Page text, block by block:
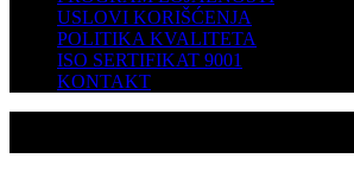
USLOVI KORIŠĆENJA
POLITIKA KVALITETA
ISO SERTIFIKAT 9001
KONTAKT